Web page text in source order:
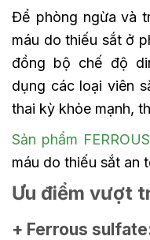
Để phòng ngừa và
máu do thiếu sắt ở
đồng bộ chế độ
dụng các loại viên
thai kỳ khỏe mạnh,
Sản phẩm FERROUS
máu do thiếu sắt an
Ưu điểm vượt
+ Ferrous